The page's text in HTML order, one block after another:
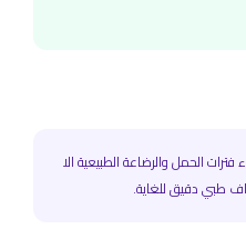
الحمل والرضاعة الطبيعية الا
طبي دقيق للغاية.